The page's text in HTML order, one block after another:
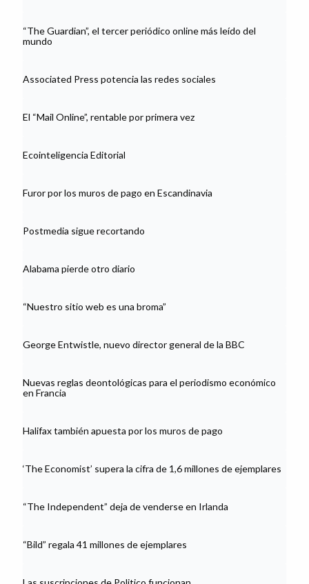
“The Guardian”, el tercer periódico online más leído del
mundo
Associated Press potencia las redes sociales
El “Mail Online”, rentable por primera vez
Ecointeligencia Editorial
Furor por los muros de pago en Escandinavia
Postmedia sigue recortando
Alabama pierde otro diario
“Nuestro sitio web es una broma”
George Entwistle, nuevo director general de la BBC
Nuevas reglas deontológicas para el periodismo económico
en Francia
Halifax también apuesta por los muros de pago
‘The Economist’ supera la cifra de 1,6 millones de ejemplares
“The Independent” deja de venderse en Irlanda
“Bild” regala 41 millones de ejemplares